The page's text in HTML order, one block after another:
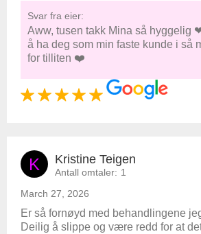
Svar fra eier:
Aww, tusen takk Mina så hyggelig
å ha deg som min faste kunde i så
for tilliten ❤️
K Kristine Teigen
Antall omtaler: 1
March 27, 2026
Er så fornøyd med behandlingene
Deilig å slippe og være redd for at